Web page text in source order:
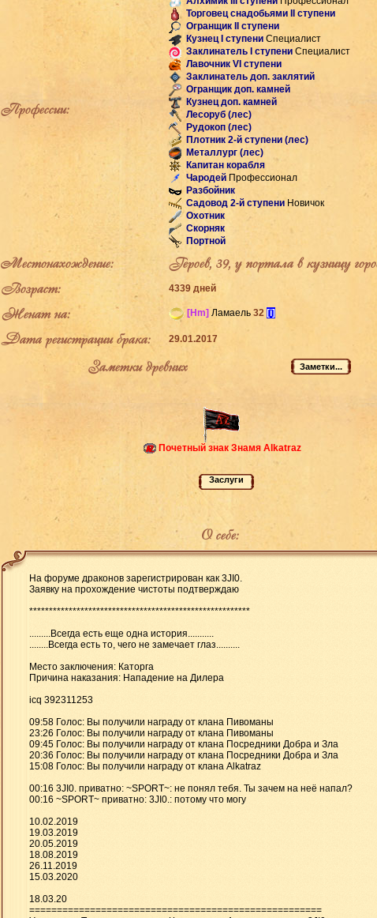
Профессии:
Торговец снадобьями II ступени
Огранщик II ступени
Кузнец I ступени Специалист
Заклинатель I ступени Специалист
Лавочник VI ступени
Заклинатель доп. заклятий
Огранщик доп. камней
Кузнец доп. камней
Лесоруб (лес)
Рудокоп (лес)
Плотник 2-й ступени (лес)
Металлург (лес)
Капитан корабля
Чародей Профессионал
Разбойник
Садовод 2-й ступени Новичок
Охотник
Скорняк
Портной
Местонахождение:
Героев, 39, у портала в кузницу
Возраст:
4339 дней
Женат на: [Hm] Ламаель 32 [i]
Дата регистрации брака: 29.01.2017
Заметки древних
Почетный знак Знамя Alkatraz
О себе:
На форуме драконов зарегистрирован как 3JI0.
Заявку на прохождение чистоты подтверждаю
********************************************************
.........Всегда есть еще одна история...........
........Всегда есть то, чего не замечает глаз..........
Место заключения: Каторга
Причина наказания: Нападение на Дилера
icq 392311253
09:58 Голос: Вы получили награду от клана Пивоманы
23:26 Голос: Вы получили награду от клана Пивоманы
09:45 Голос: Вы получили награду от клана Посредники Добра и Зла
20:36 Голос: Вы получили награду от клана Посредники Добра и Зла
15:08 Голос: Вы получили награду от клана Alkatraz
00:16 3JI0. приватно: ~SPORT~: не понял тебя. Ты зачем на неё напал?
00:16 ~SPORT~ приватно: 3JI0.: потому что могу
10.02.2019
19.03.2019
20.05.2019
18.08.2019
26.11.2019
15.03.2020
18.03.20
=====================================================